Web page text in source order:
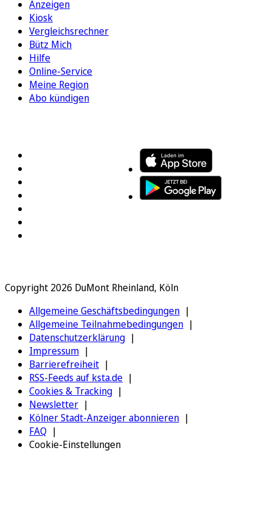
Anzeigen
Kiosk
Vergleichsrechner
Bütz Mich
Hilfe
Online-Service
Meine Region
Abo kündigen
Copyright 2026 DuMont Rheinland, Köln
Allgemeine Geschäftsbedingungen
Allgemeine Teilnahmebedingungen
Datenschutzerklärung
Impressum
Barrierefreiheit
RSS-Feeds auf ksta.de
Cookies & Tracking
Newsletter
Kölner Stadt-Anzeiger abonnieren
FAQ
Cookie-Einstellungen